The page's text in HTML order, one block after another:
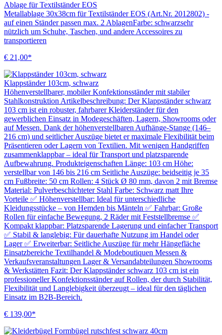
Ablage für Textilständer EOS
Metallablage 30x38cm für Textilständer EOS (Art.Nr. 2012802) -
auf einen Ständer passen max. 2 AblagenFarbe: schwarzsehr
nützlich um Schuhe, Taschen, und andere Accessoires zu
transportieren
€ 21,00*
Klappständer 103cm, schwarz
Höhenverstellbarer, mobiler Konfektionsständer mit stabiler
Stahlkonstruktion Artikelbeschreibung: Der Klappständer schwarz
103 cm ist ein robuster, fahrbarer Kleiderständer für den
gewerblichen Einsatz in Modegeschäften, Lagern, Showrooms oder
auf Messen. Dank der höhenverstellbaren Aufhänge-Stange (146–
216 cm) und seitlicher Auszüge bietet er maximale Flexibilität beim
Präsentieren oder Lagern von Textilien. Mit wenigen Handgriffen
zusammenklappbar – ideal für Transport und platzsparende
Aufbewahrung. Produkteigenschaften Länge: 103 cm Höhe:
verstellbar von 146 bis 216 cm Seitliche Auszüge: beidseitig je 35
cm Fußbreite: 50 cm Rollen: 4 Stück Ø 80 mm, davon 2 mit Bremse
Material: Pulverbeschichteter Stahl Farbe: Schwarz matt Ihre
Vorteile ✅ Höhenverstellbar: Ideal für unterschiedliche
Kleidungsstücke – von Hemden bis Mänteln ✅ Fahrbar: Große
Rollen für einfache Bewegung, 2 Räder mit Feststellbremse ✅
Kompakt klappbar: Platzsparende Lagerung und einfacher Transport
✅ Stabil & langlebig: Für dauerhafte Nutzung im Handel oder
Lager ✅ Erweiterbar: Seitliche Auszüge für mehr Hängefläche
Einsatzbereiche Textilhandel & Modeboutiquen Messen &
Verkaufsveranstaltungen Lager & Versandabteilungen Showrooms
& Werkstätten Fazit: Der Klappständer schwarz 103 cm ist ein
professioneller Konfektionsständer auf Rollen, der durch Stabilität,
Flexibilität und Langlebigkeit überzeugt – ideal für den täglichen
Einsatz im B2B-Bereich.
€ 139,00*